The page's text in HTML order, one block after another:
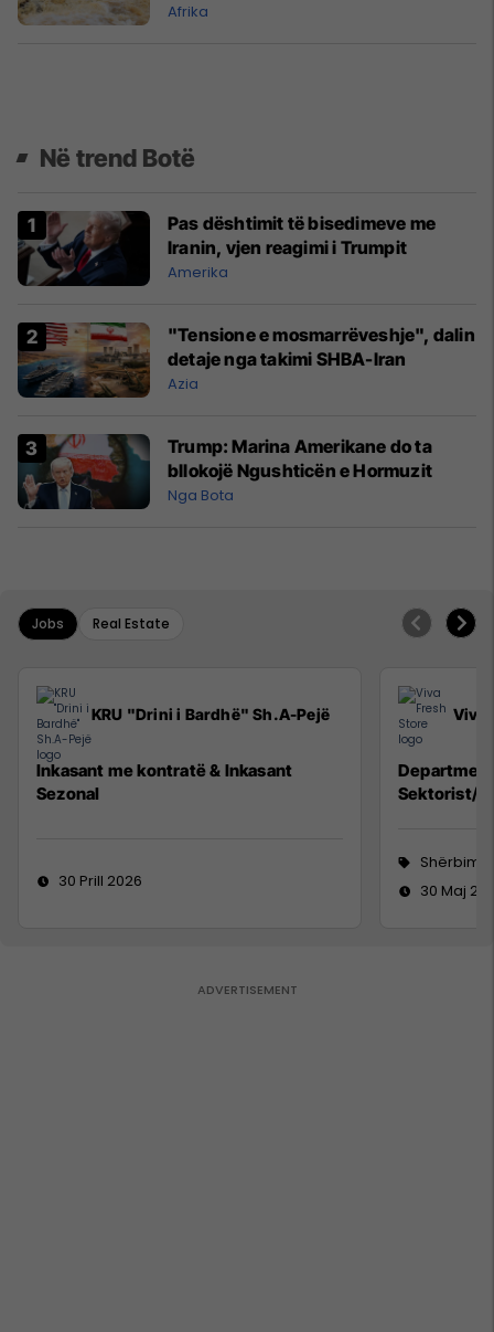
Afrika
Në trend Botë
Pas dështimit të bisedimeve me
Iranin, vjen reagimi i Trumpit
Amerika
"Tensione e mosmarrëveshje", dalin
detaje nga takimi SHBA-Iran
Azia
Trump: Marina Amerikane do ta
bllokojë Ngushticën e Hormuzit
Nga Bota
Jobs Real Estate
KRU "Drini i Bardhë" Sh.A-Pejë
Inkasant me kontratë & Inkasant
Sezonal
30 Prill 2026
Viva
Sektorist/e
30 Maj